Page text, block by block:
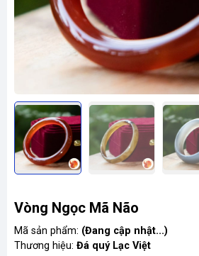
Vòng Ngọc Mã Não
Mã sản phẩm: (Đang cập nhật...)
Thương hiệu: Đá quý Lạc Việt